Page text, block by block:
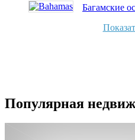
Багамские
Популярная